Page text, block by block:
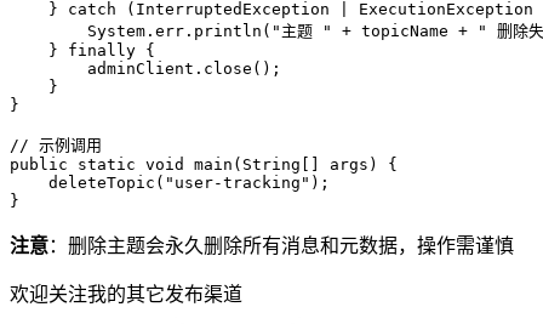
    }
catch (InterruptedException |
        System.err.println(
"主题 " + topicName +
" 删除
    }
finally {
        adminClient.close();
    }
}
// 示例调用
public
static void main (String[] args)
{
    deleteTopic(
"user-tracking" );
注意：删除主题会永久删除所有消息和元数据，操作需谨慎
欢迎关注我的其它发布渠道